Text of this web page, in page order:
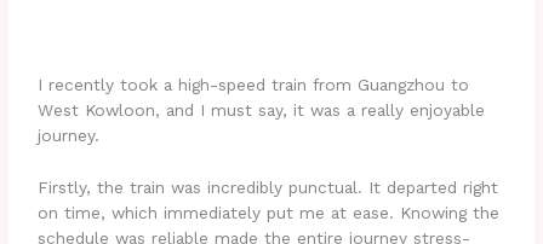
I recently took a high-speed train from Guangzhou to
West Kowloon, and I must say, it was a really enjoyable
journey.
Firstly, the train was incredibly punctual. It departed right
on time, which immediately put me at ease. Knowing the
schedule was reliable made the entire journey stress-